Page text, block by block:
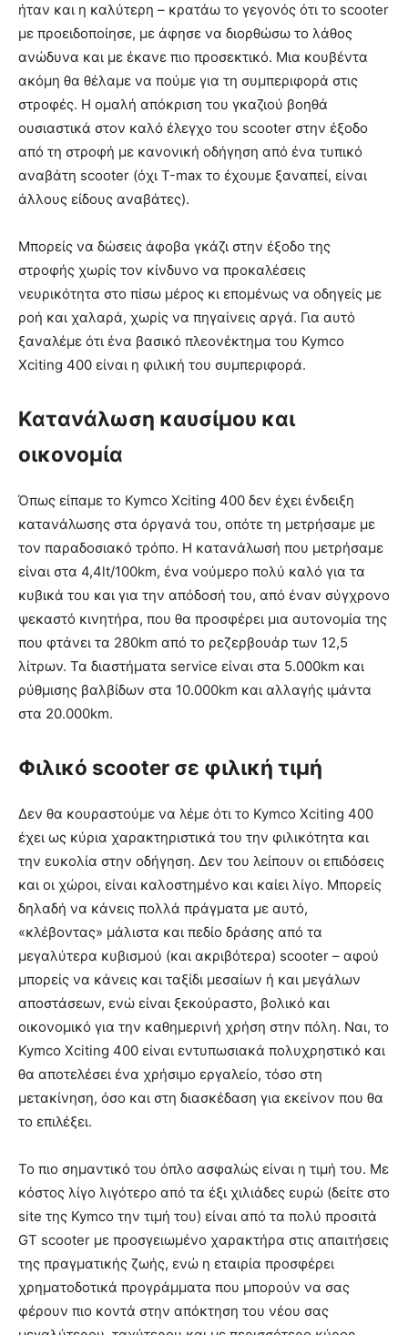
ήταν και η καλύτερη – κρατάω το γεγονός ότι το scooter
με προειδοποίησε, με άφησε να διορθώσω το λάθος
ανώδυνα και με έκανε πιο προσεκτικό. Μια κουβέντα
ακόμη θα θέλαμε να πούμε για τη συμπεριφορά στις
στροφές. Η ομαλή απόκριση του γκαζιού βοηθά
ουσιαστικά στον καλό έλεγχο του scooter στην έξοδο
από τη στροφή με κανονική οδήγηση από ένα τυπικό
αναβάτη scooter (όχι Τ-max το έχουμε ξαναπεί, είναι
άλλους είδους αναβάτες).
Μπορείς να δώσεις άφοβα γκάζι στην έξοδο της
στροφής χωρίς τον κίνδυνο να προκαλέσεις
νευρικότητα στο πίσω μέρος κι επομένως να οδηγείς με
ροή και χαλαρά, χωρίς να πηγαίνεις αργά. Για αυτό
ξαναλέμε ότι ένα βασικό πλεονέκτημα του Kymco
Xciting 400 είναι η φιλική του συμπεριφορά.
Κατανάλωση καυσίμου και
οικονομία
Όπως είπαμε το Kymco Xciting 400 δεν έχει ένδειξη
κατανάλωσης στα όργανά του, οπότε τη μετρήσαμε με
τον παραδοσιακό τρόπο. Η κατανάλωσή που μετρήσαμε
είναι στα 4,4lt/100km, ένα νούμερο πολύ καλό για τα
κυβικά του και για την απόδοσή του, από έναν σύγχρονο
ψεκαστό κινητήρα, που θα προσφέρει μια αυτονομία της
που φτάνει τα 280km από το ρεζερβουάρ των 12,5
λίτρων. Τα διαστήματα service είναι στα 5.000km και
ρύθμισης βαλβίδων στα 10.000km και αλλαγής ιμάντα
στα 20.000km.
Φιλικό scooter σε φιλική τιμή
Δεν θα κουραστούμε να λέμε ότι το Kymco Xciting 400
έχει ως κύρια χαρακτηριστικά του την φιλικότητα και
την ευκολία στην οδήγηση. Δεν του λείπουν οι επιδόσεις
και οι χώροι, είναι καλοστημένο και καίει λίγο. Μπορείς
δηλαδή να κάνεις πολλά πράγματα με αυτό,
«κλέβοντας» μάλιστα και πεδίο δράσης από τα
μεγαλύτερα κυβισμού (και ακριβότερα) scooter – αφού
μπορείς να κάνεις και ταξίδι μεσαίων ή και μεγάλων
αποστάσεων, ενώ είναι ξεκούραστο, βολικό και
οικονομικό για την καθημερινή χρήση στην πόλη. Ναι, το
Kymco Xciting 400 είναι εντυπωσιακά πολυχρηστικό και
θα αποτελέσει ένα χρήσιμο εργαλείο, τόσο στη
μετακίνηση, όσο και στη διασκέδαση για εκείνον που θα
το επιλέξει.
Το πιο σημαντικό του όπλο ασφαλώς είναι η τιμή του. Με
κόστος λίγο λιγότερο από τα έξι χιλιάδες ευρώ (δείτε στο
site της Kymco την τιμή του) είναι από τα πολύ προσιτά
GT scooter με προσγειωμένο χαρακτήρα στις απαιτήσεις
της πραγματικής ζωής, ενώ η εταιρία προσφέρει
χρηματοδοτικά προγράμματα που μπορούν να σας
φέρουν πιο κοντά στην απόκτηση του νέου σας